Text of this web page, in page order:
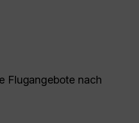
Flugangebote nach